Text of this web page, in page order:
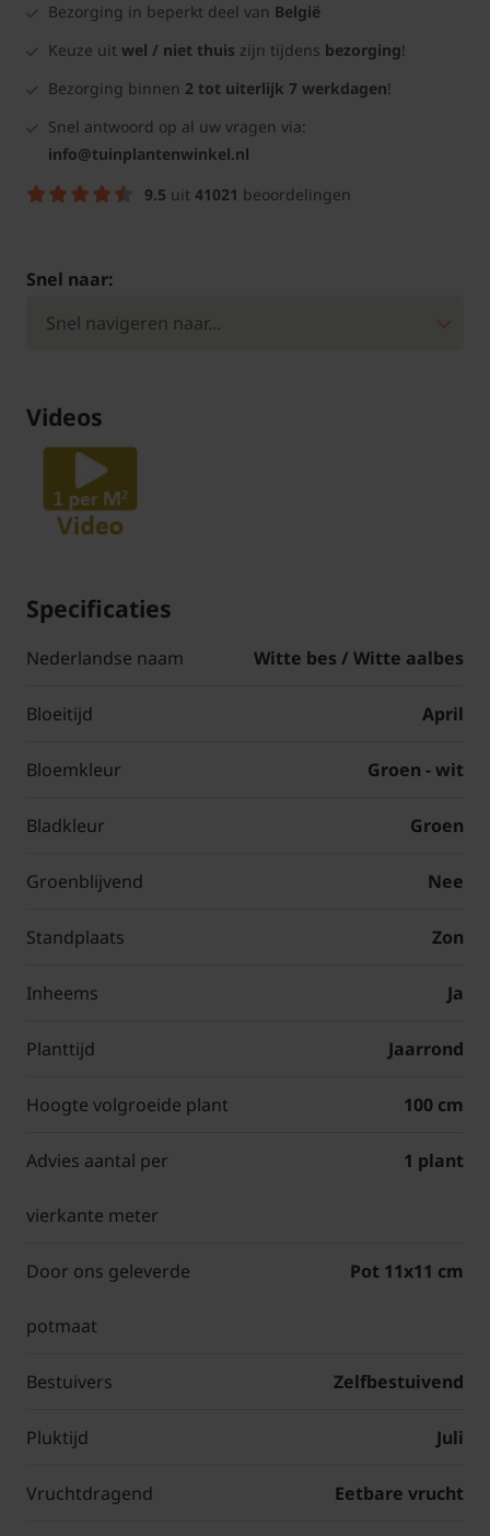
Bezorging in beperkt deel van België
Keuze uit wel / niet thuis zijn tijdens bezorging!
Bezorging binnen 2 tot uiterlijk 7 werkdagen!
Snel antwoord op al uw vragen via:
info@tuinplantenwinkel.nl
9.5 uit 41021 beoordelingen
Snel naar:
Videos
Specificaties
Nederlandse naam Witte bes / Witte aalbes
Bloeitijd April
Bloemkleur Groen - wit
Bladkleur Groen
Groenblijvend Nee
Standplaats Zon
Inheems Ja
Planttijd Jaarrond
Hoogte volgroeide plant 100 cm
Advies aantal per
vierkante meter
1 plant
Door ons geleverde
potmaat
Pot 11x11 cm
Bestuivers Zelfbestuivend
Pluktijd Juli
Vruchtdragend Eetbare vrucht